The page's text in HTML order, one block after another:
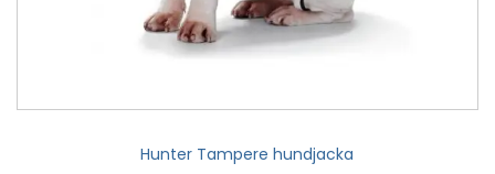
Hunter Tampere hundjacka